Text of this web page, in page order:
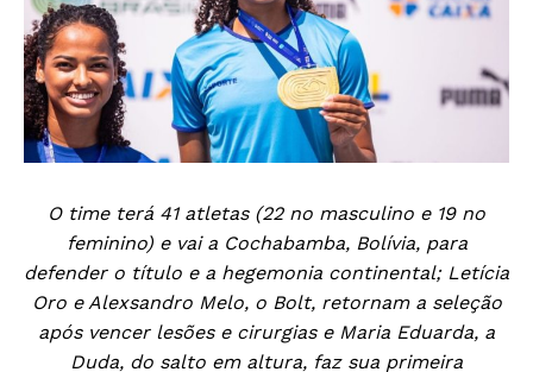
O time terá 41 atletas (22 no masculino e 19 no
feminino) e vai a Cochabamba, Bolívia, para
defender o título e a hegemonia continental; Letícia
Oro e Alexsandro Melo, o Bolt, retornam a seleção
após vencer lesões e cirurgias e Maria Eduarda, a
Duda, do salto em altura, faz sua primeira